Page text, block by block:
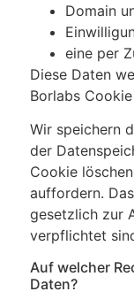
Domain
eine per
Diese Daten
Borlabs
Wir speichern
der
Cookie
auffordern.
gesetzlich zur
verpflichtet
Auf welcher
Daten?